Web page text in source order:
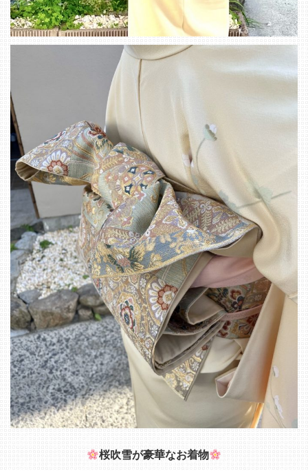
桜吹雪が豪華なお着物